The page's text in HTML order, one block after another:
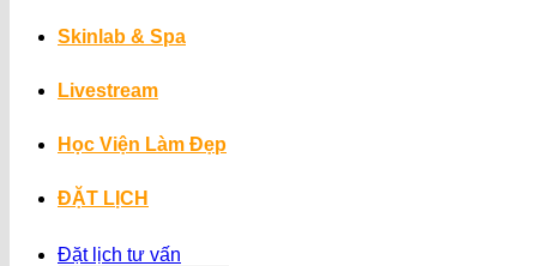
Skinlab & Spa
Livestream
Học Viện Làm Đẹp
ĐẶT LỊCH
Đặt lịch tư vấn